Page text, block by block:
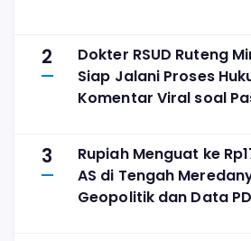
2
Dokter RSUD Ruteng
Siap Jalani Proses
Komentar Viral soal
3
Rupiah Menguat ke
AS di Tengah
Geopolitik dan Data